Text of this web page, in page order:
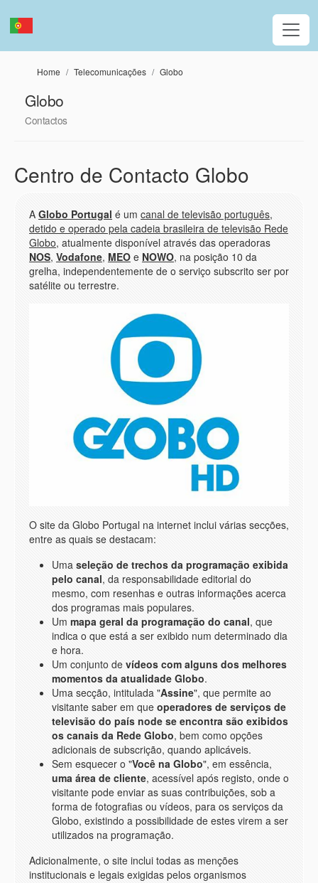
Home Telecomunicações Globo
Globo
Contactos
Centro de Contacto Globo
A Globo Portugal é um canal de televisão português,
detido e operado pela cadeia brasileira de televisão Rede
Globo, atualmente disponível através das operadoras
NOS, Vodafone, MEO e NOWO, na posição 10 da
grelha, independentemente de o serviço subscrito ser por
satélite ou terrestre.
O site da Globo Portugal na internet inclui várias secções,
entre as quais se destacam:
Uma seleção de trechos da programação exibida
pelo canal, da responsabilidade editorial do
mesmo, com resenhas e outras informações acerca
dos programas mais populares.
Um mapa geral da programação do canal, que
indica o que está a ser exibido num determinado dia
e hora.
Um conjunto de vídeos com alguns dos melhores
momentos da atualidade Globo.
Uma secção, intitulada "Assine", que permite ao
visitante saber em que operadores de serviços de
televisão do país node se encontra são exibidos
os canais da Rede Globo, bem como opções
adicionais de subscrição, quando aplicáveis.
Sem esquecer o "Você na Globo", em essência,
uma área de cliente, acessível após registo, onde o
visitante pode enviar as suas contribuições, sob a
forma de fotografias ou vídeos, para os serviços da
Globo, existindo a possibilidade de estes virem a ser
utilizados na programação.
Adicionalmente, o site inclui todas as menções
institucionais e legais exigidas pelos organismos